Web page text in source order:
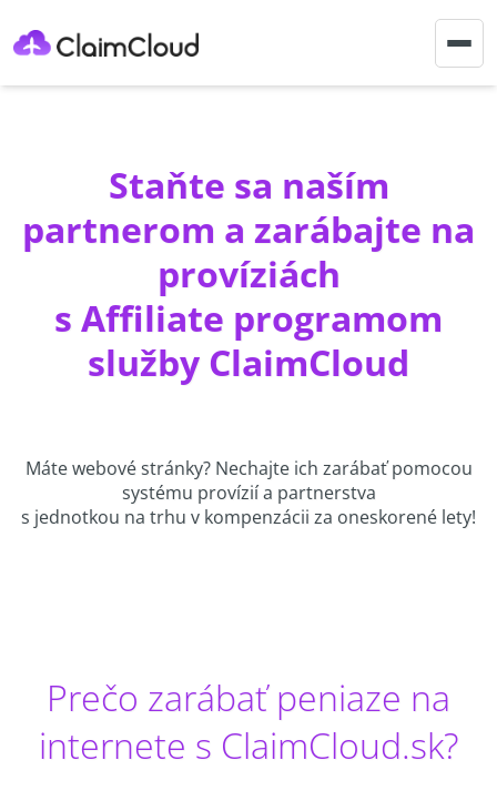
Staňte sa naším
partnerom a zarábajte na
províziách
s Affiliate programom
služby ClaimCloud
Máte webové stránky? Nechajte ich zarábať pomocou
systému provízií a partnerstva
s jednotkou na trhu v kompenzácii za oneskorené lety!
Prečo zarábať peniaze na
internete s ClaimCloud.sk?